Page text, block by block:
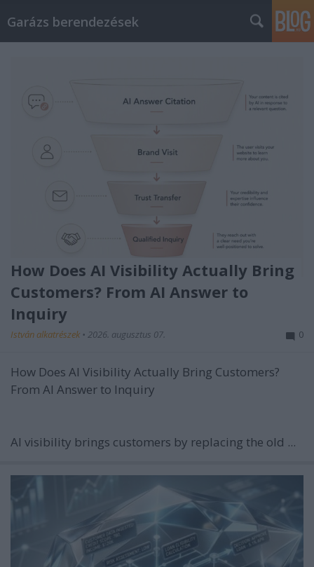
Garázs berendezések
How Does AI Visibility Actually Bring
Customers? From AI Answer to
Inquiry
István alkatrészek • 2026. augusztus 07. 0
How Does AI Visibility Actually Bring Customers?
From AI Answer to Inquiry
AI visibility brings customers by replacing the old ...